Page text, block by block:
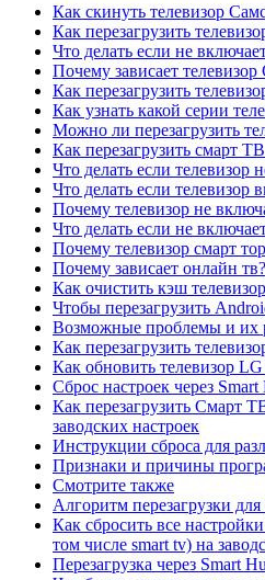
Как скинуть телевизор
Как перезагрузить
Что делать если не
Почему зависает телевизор
Как перезагрузить
Как узнать какой серии
Можно ли перезагрузить
Как перезагрузить смарт
Что делать если телевизор
Что делать если телевизор
Почему телевизор не
Что делать если не
Почему телевизор смарт
Почему зависает онлайн тв?
Как очистить кэш
Чтобы перезагрузить
Возможные проблемы и их
Как перезагрузить
Как обновить телевизор
Сброс настроек через Smart
Как перезагрузить Смарт
заводских настроек
Инструкции сброса для
Признаки и причины
Смотрите также
Алгоритм перезагрузки
Как сбросить все
том числе smart tv) на
Перезагрузка через Smart